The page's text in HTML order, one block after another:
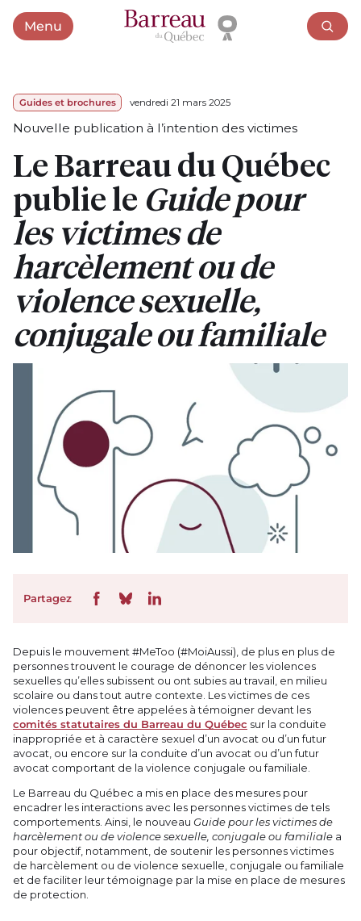
MenuOuvrir le menu
Guides et brochures vendredi 21 mars 2025
Nouvelle publication à l’intention des victimes
Le Barreau du Québec
publie le Guide pour
les victimes de
harcèlement ou de
violence sexuelle,
conjugale ou familiale
Partagez
Depuis le mouvement #MeToo (#MoiAussi), de plus en plus de
personnes trouvent le courage de dénoncer les violences
sexuelles qu’elles subissent ou ont subies au travail, en milieu
scolaire ou dans tout autre contexte. Les victimes de ces
violences peuvent être appelées à témoigner devant les
comités statutaires du Barreau du Québec sur la conduite
inappropriée et à caractère sexuel d’un avocat ou d’un futur
avocat, ou encore sur la conduite d’un avocat ou d’un futur
avocat comportant de la violence conjugale ou familiale.
Le Barreau du Québec a mis en place des mesures pour
encadrer les interactions avec les personnes victimes de tels
comportements. Ainsi, le nouveauGuide pour les victimes de
harcèlement ou de violence sexuelle, conjugale ou familiale a
pour objectif, notamment, de soutenir les personnes victimes
de harcèlement ou de violence sexuelle, conjugale ou familiale
et de faciliter leur témoignage par la mise en place de mesures
de protection.